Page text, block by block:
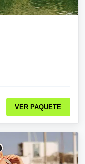
VER PAQUETE